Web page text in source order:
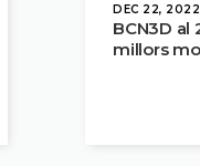
DEC 22, 2022
BCN3D al
millors